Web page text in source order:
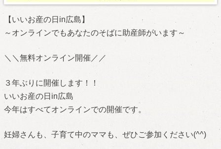
【いいお産の日in広島】
～オンラインでもあなたのそばに助産師がいます～
＼＼無料オンライン開催／／
３年ぶりに開催します！！
いいお産の日in広島
今年はすべてオンラインでの開催です。
妊婦さんも、子育て中のママも、ぜひご参加ください(^^)